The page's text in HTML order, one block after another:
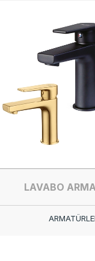
LAVABO